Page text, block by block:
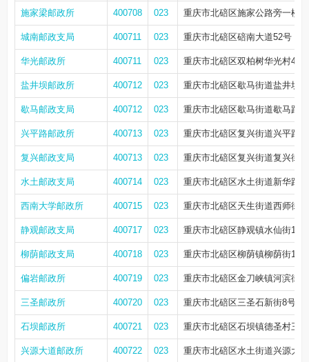
施家梁邮政所 400708 023 重庆市北碚区施家公路旁一楼
城南邮政支局 400711 023 重庆市北碚区碚南大道52号
华光邮政所 400711 023 重庆市北碚区双柏树华光村46
盐井坝邮政所 400712 023 重庆市北碚区歇马街道盐井坝1
歇马邮政支局 400712 023 重庆市北碚区歇马街道歇马路
兴平路邮政所 400713 023 重庆市北碚区复兴街道兴平路
复兴邮政支局 400713 023 重庆市北碚区复兴街道复兴街
水土邮政支局 400714 023 重庆市北碚区水土街道新华路
西南大学邮政所 400715 023 重庆市北碚区天生街道西师街
静观邮政支局 400717 023 重庆市北碚区静观镇水仙街103
柳荫邮政支局 400718 023 重庆市北碚区柳荫镇柳荫街169
偏岩邮政所 400719 023 重庆市北碚区金刀峡镇河滨街
三圣邮政所 400720 023 重庆市北碚区三圣石新街8号
石坝邮政所 400721 023 重庆市北碚区石坝镇德圣村三组
兴源大道邮政所 400722 023 重庆市北碚区水土街道兴源大